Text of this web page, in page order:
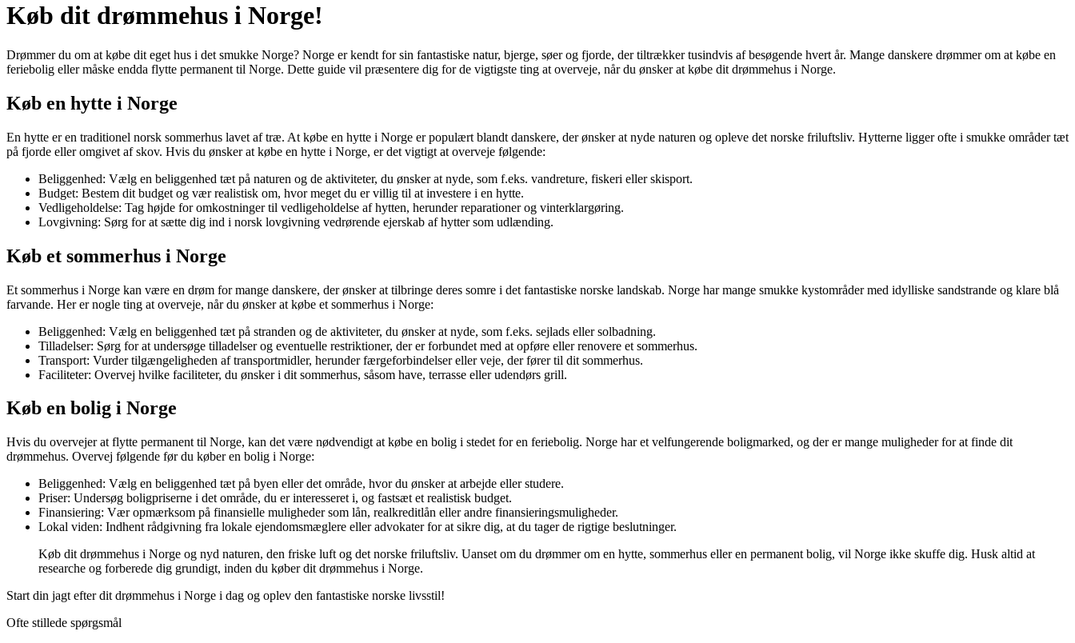
Køb dit drømmehus i Norge!
Drømmer du om at købe dit eget hus i det smukke Norge? Norge er kendt for sin fantastiske natur, bjerge, søer og fjorde, der tiltrækker tusindvis af besøgende hvert år. Mange danskere drømmer om at købe en
feriebolig eller måske endda flytte permanent til Norge. Dette guide vil præsentere dig for de vigtigste ting at overveje, når du ønsker at købe dit drømmehus i Norge.
Køb en hytte i Norge
En hytte er en traditionel norsk sommerhus lavet af træ. At købe en hytte i Norge er populært blandt danskere, der ønsker at nyde naturen og opleve det norske friluftsliv. Hytterne ligger ofte i smukke områder tæt
på fjorde eller omgivet af skov. Hvis du ønsker at købe en hytte i Norge, er det vigtigt at overveje følgende:
Beliggenhed: Vælg en beliggenhed tæt på naturen og de aktiviteter, du ønsker at nyde, som f.eks. vandreture, fiskeri eller skisport.
Budget: Bestem dit budget og vær realistisk om, hvor meget du er villig til at investere i en hytte.
Vedligeholdelse: Tag højde for omkostninger til vedligeholdelse af hytten, herunder reparationer og vinterklargøring.
Lovgivning: Sørg for at sætte dig ind i norsk lovgivning vedrørende ejerskab af hytter som udlænding.
Køb et sommerhus i Norge
Et sommerhus i Norge kan være en drøm for mange danskere, der ønsker at tilbringe deres somre i det fantastiske norske landskab. Norge har mange smukke kystområder med idylliske sandstrande og klare blå
farvande. Her er nogle ting at overveje, når du ønsker at købe et sommerhus i Norge:
Beliggenhed: Vælg en beliggenhed tæt på stranden og de aktiviteter, du ønsker at nyde, som f.eks. sejlads eller solbadning.
Tilladelser: Sørg for at undersøge tilladelser og eventuelle restriktioner, der er forbundet med at opføre eller renovere et sommerhus.
Transport: Vurder tilgængeligheden af transportmidler, herunder færgeforbindelser eller veje, der fører til dit sommerhus.
Faciliteter: Overvej hvilke faciliteter, du ønsker i dit sommerhus, såsom have, terrasse eller udendørs grill.
Køb en bolig i Norge
Hvis du overvejer at flytte permanent til Norge, kan det være nødvendigt at købe en bolig i stedet for en feriebolig. Norge har et velfungerende boligmarked, og der er mange muligheder for at finde dit
drømmehus. Overvej følgende før du køber en bolig i Norge:
Beliggenhed: Vælg en beliggenhed tæt på byen eller det område, hvor du ønsker at arbejde eller studere.
Priser: Undersøg boligpriserne i det område, du er interesseret i, og fastsæt et realistisk budget.
Finansiering: Vær opmærksom på finansielle muligheder som lån, realkreditlån eller andre finansieringsmuligheder.
Lokal viden: Indhent rådgivning fra lokale ejendomsmæglere eller advokater for at sikre dig, at du tager de rigtige beslutninger.
Køb dit drømmehus i Norge og nyd naturen, den friske luft og det norske friluftsliv. Uanset om du drømmer om en hytte, sommerhus eller en permanent bolig, vil Norge ikke skuffe dig. Husk altid at
researche og forberede dig grundigt, inden du køber dit drømmehus i Norge.
Start din jagt efter dit drømmehus i Norge i dag og oplev den fantastiske norske livsstil!
Ofte stillede spørgsmål